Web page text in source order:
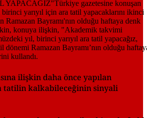
ilişkin daha önce yapılan
tatilin kalkabileceğinin sinyali